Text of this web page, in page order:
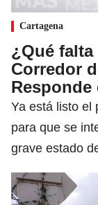
Cartagena
¿Qué
Corredor
Responde
Ya está listo el
para que se
grave estado